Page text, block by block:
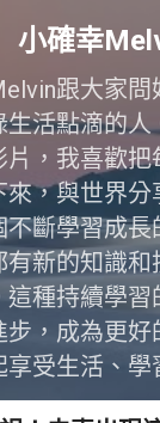
跳到主要內
小確幸
跟大家問
生活點滴的人
片，我喜歡把
來，與世界
不斷學習成長
有新的知識和
這種持續學習
步，成為更好
受生活、學